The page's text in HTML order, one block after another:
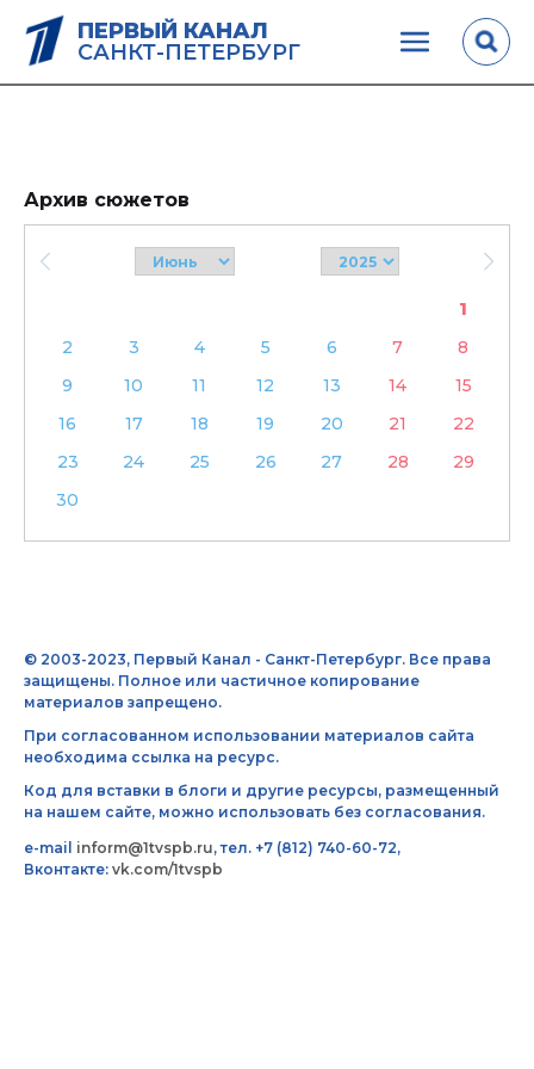
ПЕРВЫЙ КАНАЛ
САНКТ-ПЕТЕРБУРГ
Архив сюжетов
1
2
3 4 5 6 7
8
9
10 11 12 13 14
15
16
17 18 19 20 21
22
23
24 25 26 27 28
29
30
© 2003-2023, Первый Канал - Санкт-Петербург. Все права
защищены. Полное или частичное копирование
материалов запрещено.
При согласованном использовании материалов сайта
необходима ссылка на ресурс.
Код для вставки в блоги и другие ресурсы, размещенный
на нашем сайте, можно использовать без согласования.
e-mail inform@1tvspb.ru, тел. +7 (812) 740-60-72,
Вконтакте: vk.com/1tvspb